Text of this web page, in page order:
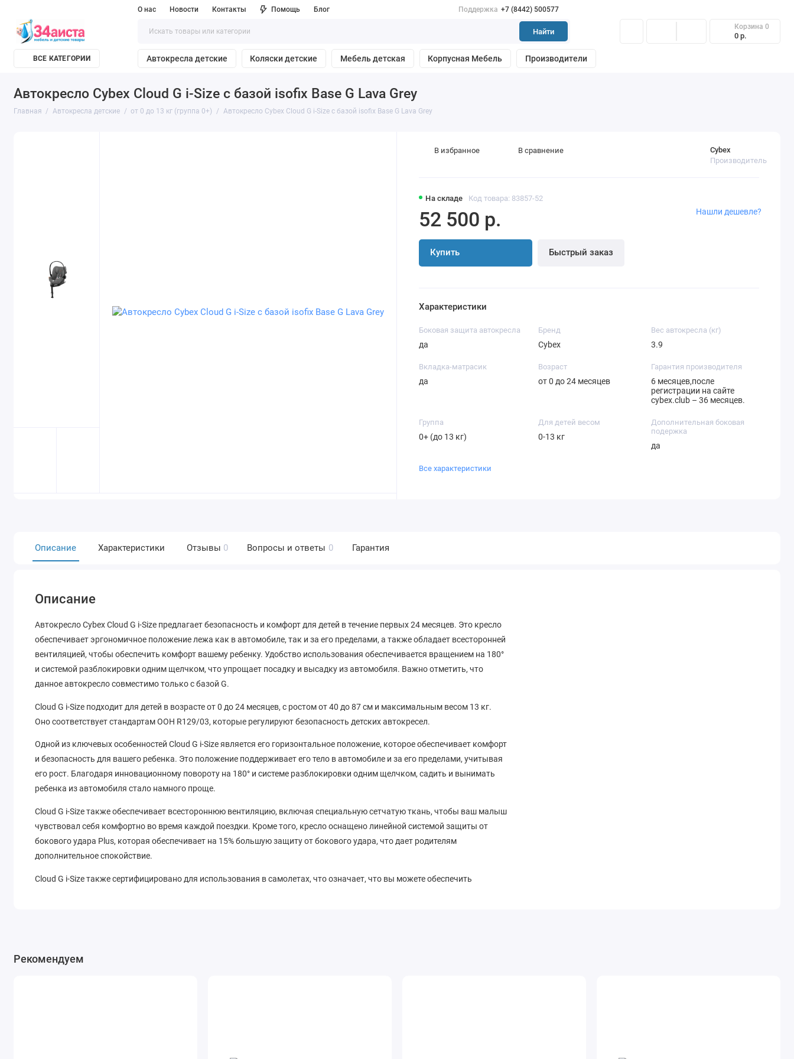
О нас Новости Контакты Помощь Блог Поддержка +7 (8442) 500577
Найти
Корзина 0
0 р.
ВСЕ КАТЕГОРИИ Автокресла детские Коляски детские Мебель детская Корпусная Мебель Производители
Автокресло Cybex Cloud G i-Size с базой isofix Base G Lava Grey
Главная Автокресла детские от 0 до 13 кг (группа 0+) Автокресло Cybex Cloud G i-Size с базой isofix Base G Lava Grey
На складе Код товара: 83857-52
Cybex
Производитель
52 500 р.
Купить Быстрый заказ
Нашли дешевле?
В избранное В сравнение
Характеристики
Боковая защита автокресла
да
Бренд
Cybex
Вес автокресла (кг)
3.9
Вкладка-матрасик
да
Возраст
от 0 до 24 месяцев
Гарантия производителя
6 месяцев,после
регистрации на сайте
cybex.club – 36 месяцев.
Группа
0+ (до 13 кг)
Для детей весом
0-13 кг
Дополнительная боковая
подержка
да
Все характеристики
Описание Характеристики Отзывы 0 Вопросы и ответы 0 Гарантия
Описание
Автокресло Cybex Cloud G i-Size предлагает безопасность и комфорт для детей в течение первых 24 месяцев. Это кресло
обеспечивает эргономичное положение лежа как в автомобиле, так и за его пределами, а также обладает всесторонней
вентиляцией, чтобы обеспечить комфорт вашему ребенку. Удобство использования обеспечивается вращением на 180°
и системой разблокировки одним щелчком, что упрощает посадку и высадку из автомобиля. Важно отметить, что
данное автокресло совместимо только с базой G.
Cloud G i-Size подходит для детей в возрасте от 0 до 24 месяцев, с ростом от 40 до 87 см и максимальным весом 13 кг.
Оно соответствует стандартам ООН R129/03, которые регулируют безопасность детских автокресел.
Одной из ключевых особенностей Cloud G i-Size является его горизонтальное положение, которое обеспечивает комфорт
и безопасность для вашего ребенка. Это положение поддерживает его тело в автомобиле и за его пределами, учитывая
его рост. Благодаря инновационному повороту на 180° и системе разблокировки одним щелчком, садить и вынимать
ребенка из автомобиля стало намного проще.
Cloud G i-Size также обеспечивает всестороннюю вентиляцию, включая специальную сетчатую ткань, чтобы ваш малыш
чувствовал себя комфортно во время каждой поездки. Кроме того, кресло оснащено линейной системой защиты от
бокового удара Plus, которая обеспечивает на 15% большую защиту от бокового удара, что дает родителям
дополнительное спокойствие.
Cloud G i-Size также сертифицировано для использования в самолетах, что означает, что вы можете обеспечить
поставляется вкладка-матрасик для новорожденных и руководство по эксплуатации. Тканевые чехлы кресла могут
Рекомендуем